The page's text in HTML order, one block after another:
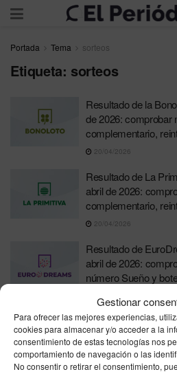
Gestionar
Para ofrecer las mejores experiencias,
cookies para almacenar y/o acceder a la
consentimiento de estas tecnologías nos
comportamiento de navegación o las
No consentir o retirar el consentimiento,
Portada Tema sorteos
Etiqueta: sorteos
Resultado de la
de 2026: comprobar
complementario,
20/04/2026
Resultado de La
abril de 2026:
complementario,
20/04/2026
Resultado de
abril de 2026:
número Sueño y
Resultados de la
de 2026: comprobar
20/04/2026